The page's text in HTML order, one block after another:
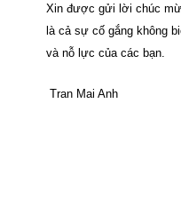
Xin được gửi lời chúc
là cả sự cố gắng không
và nỗ lực của các bạn.
Tran Mai Anh